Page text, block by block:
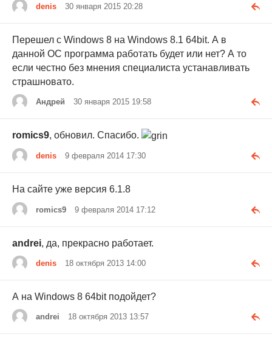
denis 30 января 2015 20:28
Перешел с Windows 8 на Windows 8.1 64bit. А в
данной ОС программа работать будет или нет? А то
если честно без мнения специалиста устанавливать
страшновато.
Андрей 30 января 2015 19:58
romics9, обновил. Спасибо.
denis 9 февраля 2014 17:30
На сайте уже версия 6.1.8
romics9 9 февраля 2014 17:12
andrei, да, прекрасно работает.
denis 18 октября 2013 14:00
А на Windows 8 64bit подойдет?
andrei 18 октября 2013 13:57